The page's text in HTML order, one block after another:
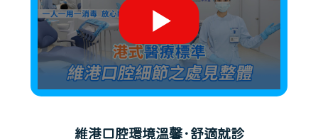
維港口腔環境溫馨·舒適就診